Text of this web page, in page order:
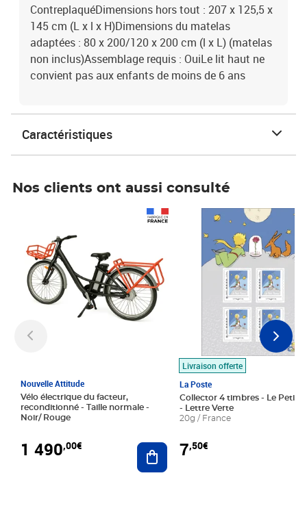
ContreplaquéDimensions hors tout : 207 x 125,5 x
145 cm (L x l x H)Dimensions du matelas
adaptées : 80 x 200/120 x 200 cm (l x L) (matelas
non inclus)Assemblage requis : OuiLe lit haut ne
convient pas aux enfants de moins de 6 ans
Caractéristiques
Nos clients ont aussi consulté
Nouvelle Attitude
Vélo électrique du facteur,
reconditionné - Taille normale -
Noir/ Rouge
1 490,00€ Ajouter au panier
Livraison offerte
La Poste
Collector 4 timbres - Le Petit
- Lettre Verte
20g / France
7,50€
Prix 7,50€